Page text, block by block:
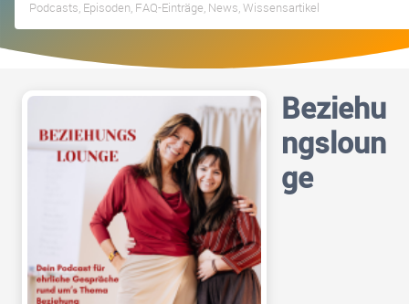
Beziehu
ngsloun
ge